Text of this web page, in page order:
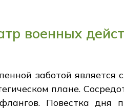
военных
заботой
плане.
Повестка дня